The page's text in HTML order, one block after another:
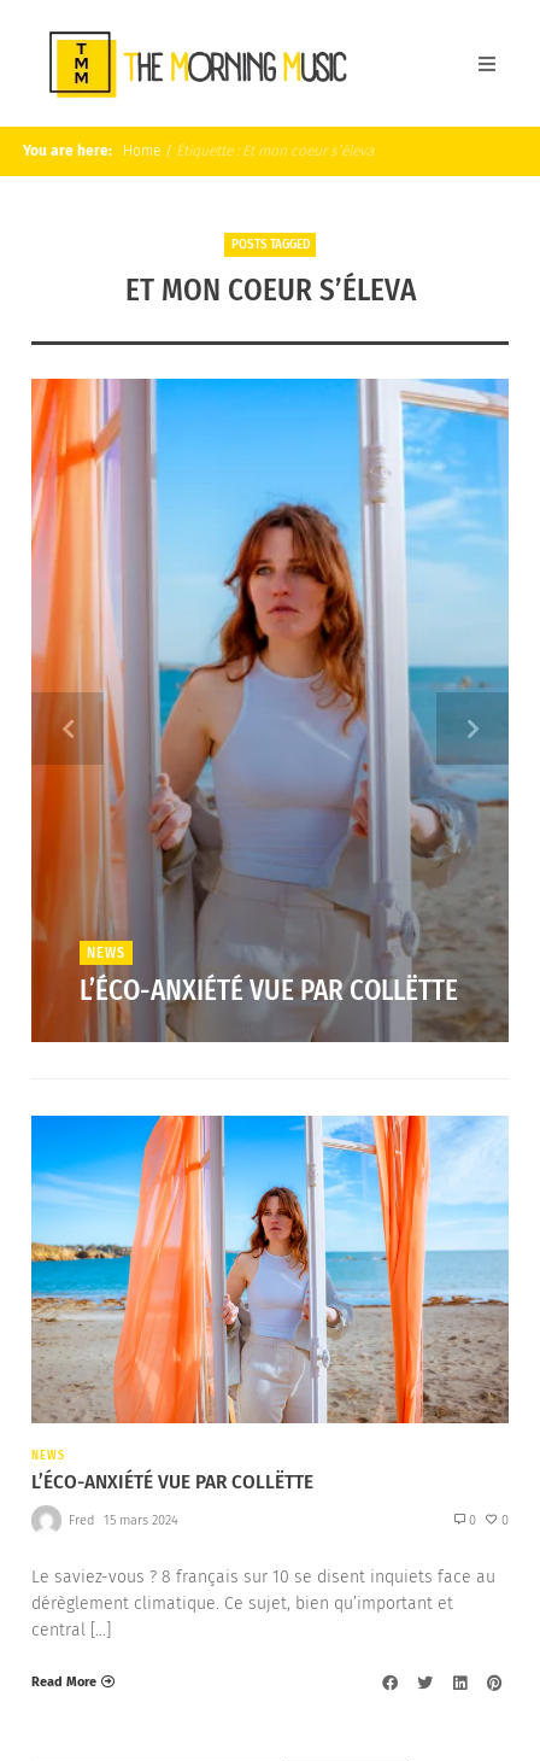
You are here: Home / Étiquette : Et mon coeur s’éleva
POSTS TAGGED
ET MON COEUR S’ÉLEVA
NEWS
L’ÉCO-ANXIÉTÉ VUE PAR COLLËTTE
NEWS
L’ÉCO-ANXIÉTÉ VUE PAR COLLËTTE
Fred 15 mars 2024 0 0
Le saviez-vous ? 8 français sur 10 se disent inquiets face au
dérèglement climatique. Ce sujet, bien qu’important et
central […]
Read More